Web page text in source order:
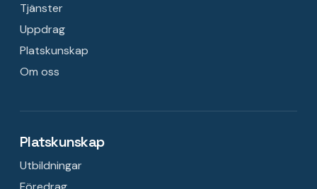
Tjänster
Uppdrag
Platskunskap
Om oss
Platskunskap
Utbildningar